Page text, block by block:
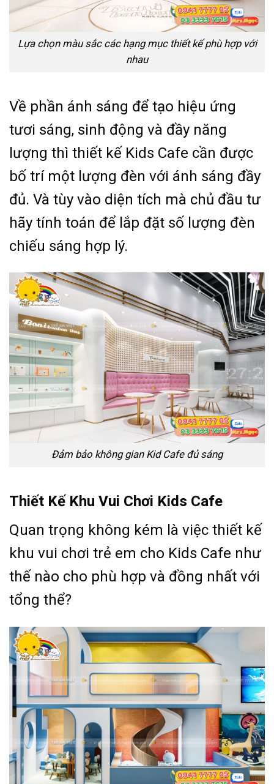
Lựa chọn màu sắc các hạng mục thiết kế phù hợp với
nhau
Về phần ánh sáng để tạo hiệu ứng
tươi sáng, sinh động và đầy năng
lượng thì thiết kế Kids Cafe cần được
bố trí một lượng đèn với ánh sáng đầy
đủ. Và tùy vào diện tích mà chủ đầu tư
hãy tính toán để lắp đặt số lượng đèn
chiếu sáng hợp lý.
Đảm bảo không gian Kid Cafe đủ sáng
Thiết Kế Khu Vui Chơi Kids Cafe
Quan trọng không kém là việc thiết kế
khu vui chơi trẻ em cho Kids Cafe như
thế nào cho phù hợp và đồng nhất với
tổng thể?